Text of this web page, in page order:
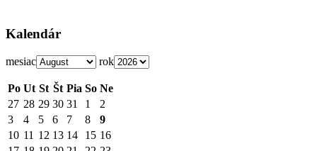
Kalendár
mesiac rok
Po Ut St Št Pia So Ne
27 28 29 30 31 1
2
3
4 5 6 7 8
9
10 11 12 13 14 15 16